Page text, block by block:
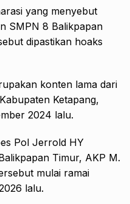
yang menyebut
SMPN 8 Balikpapan
dipastikan hoaks
konten lama dari
Ketapang,
2024 lalu.
Pol Jerrold HY
Timur, AKP M.
mulai ramai
lalu.